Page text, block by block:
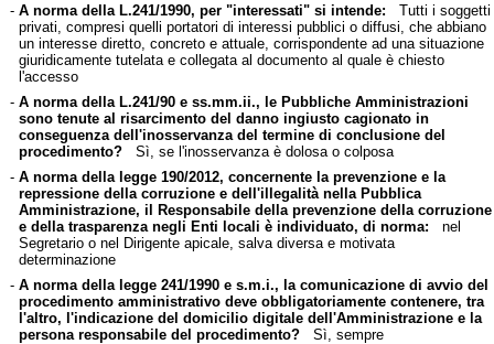
- A norma della L.241/1990, per "interessati" si intende: Tutti i soggetti
privati, compresi quelli portatori di interessi pubblici o diffusi, che abbiano
un interesse diretto, concreto e attuale, corrispondente ad una situazione
giuridicamente tutelata e collegata al documento al quale è chiesto
l'accesso
- A norma della L.241/90 e ss.mm.ii., le Pubbliche Amministrazioni
sono tenute al risarcimento del danno ingiusto cagionato in
conseguenza dell'inosservanza del termine di conclusione del
procedimento?Sì, se l'inosservanza è dolosa o colposa
- A norma della legge 190/2012, concernente la prevenzione e la
repressione della corruzione e dell'illegalità nella Pubblica
Amministrazione, il Responsabile della prevenzione della corruzione
e della trasparenza negli Enti locali è individuato, di norma: nel
Segretario o nel Dirigente apicale, salva diversa e motivata
determinazione
- A norma della legge 241/1990 e s.m.i., la comunicazione di avvio del
procedimento amministrativo deve obbligatoriamente contenere, tra
l'altro, l'indicazione del domicilio digitale dell'Amministrazione e la
persona responsabile del procedimento?Sì, sempre